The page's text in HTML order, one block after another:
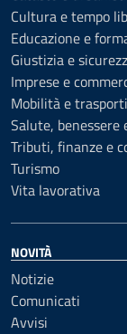
Cultura e tempo
Educazione e
Giustizia e
Imprese e
Mobilità e trasporti
Salute, benessere
Tributi, finanze e
Turismo
Vita lavorativa
NOVITÀ
Notizie
Comunicati
Avvisi